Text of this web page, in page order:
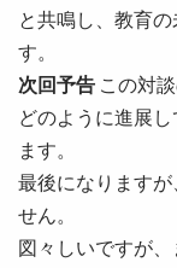
と共鳴し、教育
す。
次回予告 この対
どのように進展
ます。
最後になります
せん。
図々しいですが、